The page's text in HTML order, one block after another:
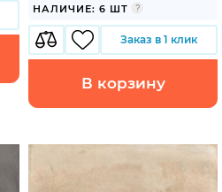
НАЛИЧИЕ: 6 ШТ
Заказ в 1 клик
В корзину